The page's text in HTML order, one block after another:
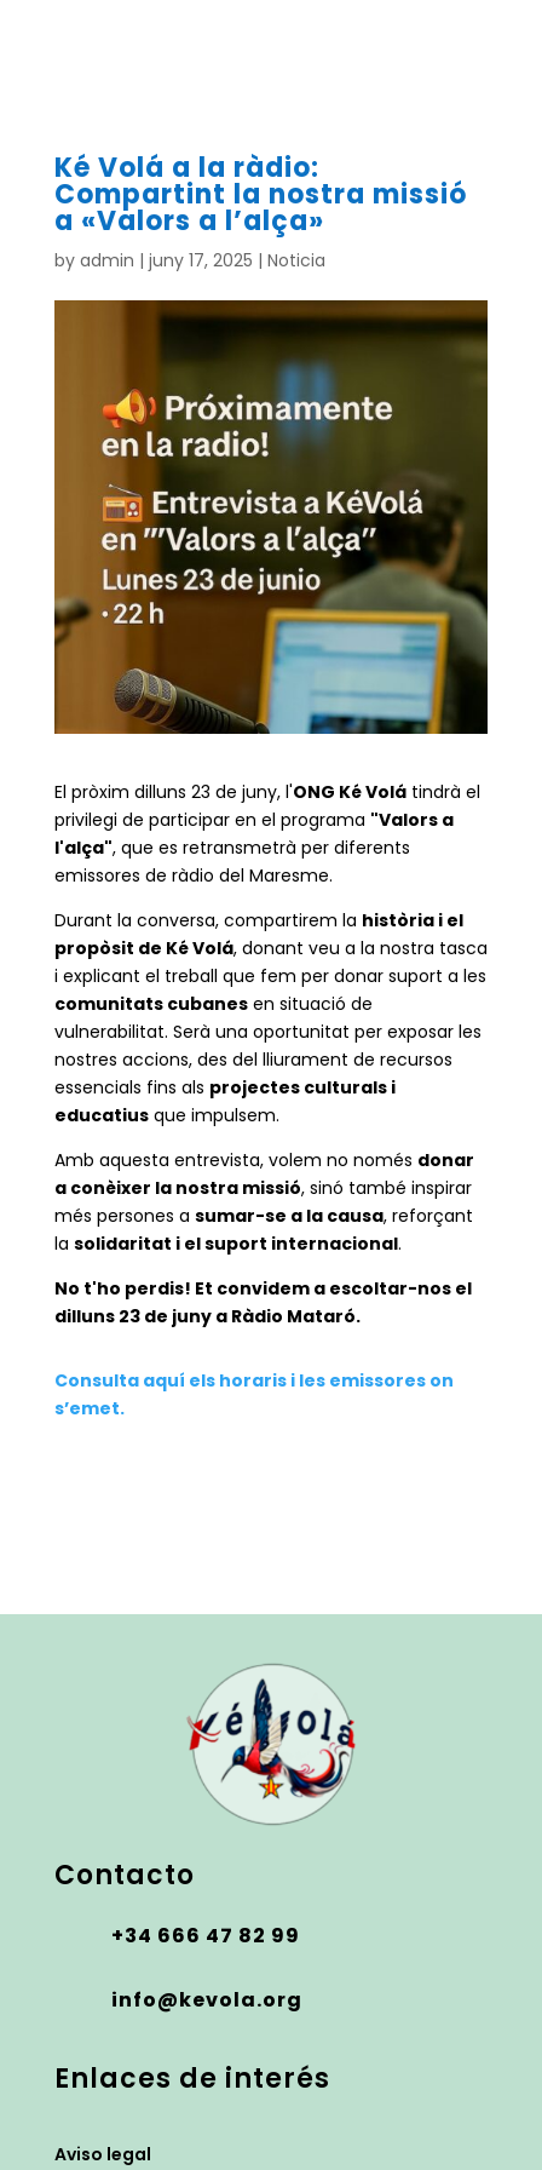
Ké Volá a la ràdio:
Compartint la nostra missió
a «Valors a l’alça»
by admin | juny 17, 2025 | Noticia
El pròxim dilluns 23 de juny, l'ONG Ké Volátindrà el
privilegi de participar en el programa "Valors a
l'alça", que es retransmetrà per diferents
emissores de ràdio del Maresme.
Durant la conversa, compartirem la història i el
propòsit de Ké Volá, donant veu a la nostra tasca
i explicant el treball que fem per donar suport a les
comunitats cubanesen situació de
vulnerabilitat. Serà una oportunitat per exposar les
nostres accions, des del lliurament de recursos
essencials fins als projectes culturals i
educatiusque impulsem.
Amb aquesta entrevista, volem no només donar
a conèixer la nostra missió, sinó també inspirar
més persones a sumar-se a la causa, reforçant
la solidaritat i el suport internacional.
No t'ho perdis! Et convidem a escoltar-nos el
dilluns 23 de juny a Ràdio Mataró.
Consulta aquí els horaris i les emissores on
s’emet.
Contacto
+34 666 47 82 99
info@kevola.org
Enlaces de interés
Aviso legal